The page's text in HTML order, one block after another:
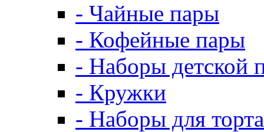
- Чайные пары
- Кофейные пары
- Наборы детской
- Кружки
- Наборы для торта